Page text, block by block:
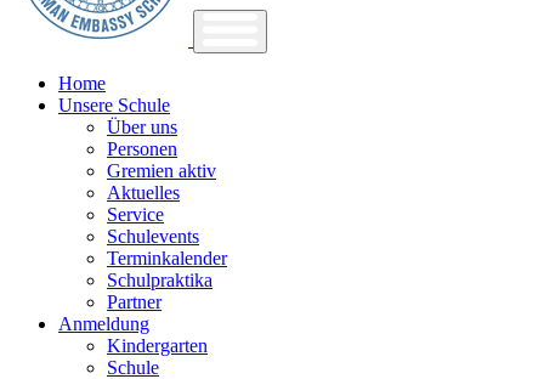
Home
Unsere Schule
Über uns
Personen
Gremien aktiv
Aktuelles
Service
Schulevents
Terminkalender
Schulpraktika
Partner
Anmeldung
Kindergarten
Schule